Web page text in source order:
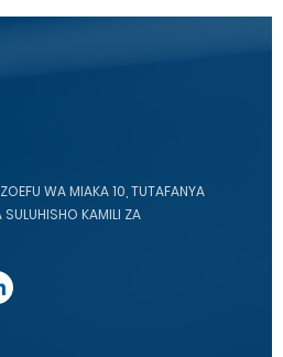
WA MIAKA 10, TUTAFANYA
SULUHISHO KAMILI ZA